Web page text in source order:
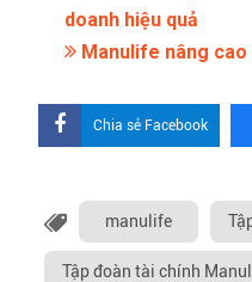
doanh hiệu quả
Manulife nâng
Chia sẻ Facebook
manulife
Tập đoàn tài chính